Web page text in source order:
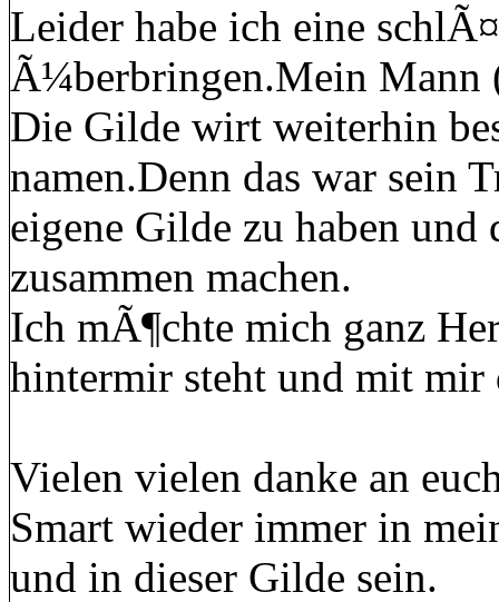
Leider habe ich eine
Ã¼berbringen.Mein Mann
Die Gilde wirt weiterhin
namen.Denn das war sein
eigene Gilde zu haben und
zusammen machen.
Ich mÃ¶chte mich ganz
hintermir steht und mit mir
Vielen vielen danke an
Smart wieder immer in
und in dieser Gilde sein.